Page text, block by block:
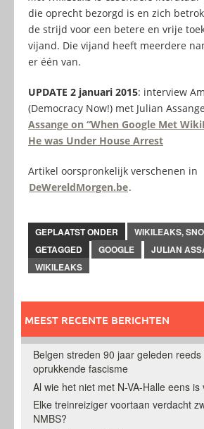
die oprecht bezorgd is en zich
de strijd voor een betere en vrije
vijand. Die vijand heeft meerdere
er één van.
UPDATE 2 januari 2015: interview
(Democracy Now!) met Julian
Assange on “When Google Met
He was Under House Arrest
Artikel oorspronkelijk verschenen in
DeWereldMorgen.be.
GEPLAATST ONDER
WIKILEAKS,
GETAGGED
GOOGLE
JULIAN
WIKILEAKS
MEEST RECENTE BERICHTEN
Belgen streden 90 jaar geleden
oprukkende fascisme
Al wie het niet met N-VA-Halle eens is
Elke treinreiziger voortaan verdacht
NMBS?